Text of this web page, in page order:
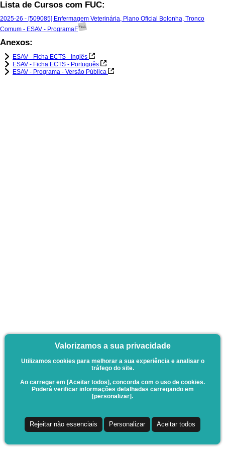
Lista de Cursos com FUC:
2025-26 - [509085] Enfermagem Veterinária, Plano Oficial Bolonha, Tronco
Comum - ESAV - ProgramaF
Anexos:
ESAV - Ficha ECTS - Inglês
ESAV - Ficha ECTS - Português
ESAV - Programa - Versão Pública
Valorizamos a sua privacidade
Utilizamos cookies para melhorar a sua experiência e analisar o
tráfego do site.
Ao carregar em [Aceitar todos], concorda com o uso de cookies.
Poderá verificar informações detalhadas carregando em
[personalizar].
Rejeitar não essenciais Personalizar Aceitar todos